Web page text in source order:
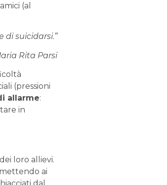
(al
di suicidarsi.”
Rita Parsi
(pressioni
allarme:
in
loro allievi.
ai